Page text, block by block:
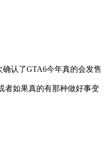
认了GTA6今年真的会发售
者如果真的有那种做好事变